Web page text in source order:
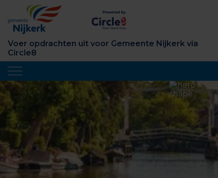
Voer opdrachten uit voor Gemeente Nijkerk via
Circle8